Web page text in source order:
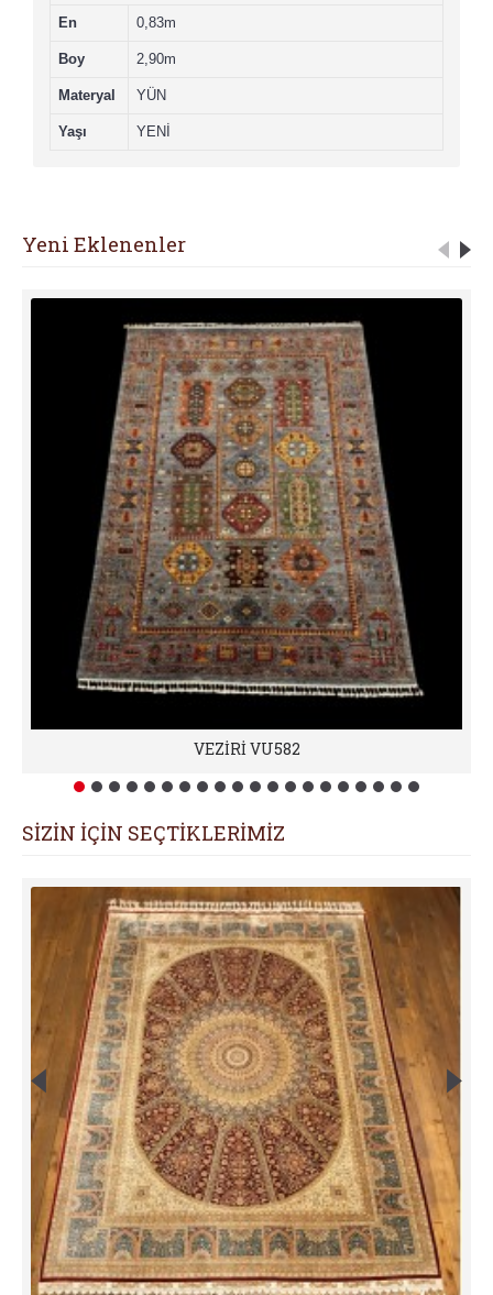
En 0,83m
Boy 2,90m
Materyal YÜN
Yaşı YENİ
Yeni Eklenenler
VEZİRİ VU582
SİZİN İÇİN SEÇTİKLERİMİZ